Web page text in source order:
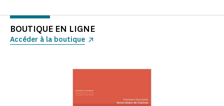
BOUTIQUE EN LIGNE
Accéder à la boutique